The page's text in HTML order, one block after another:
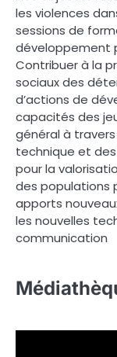
les violences
sessions de
développement
Contribuer à la
sociaux des
d’actions de
capacités des
général à
technique et
pour la
des populations
apports
les nouvelles
communication